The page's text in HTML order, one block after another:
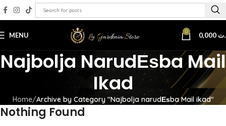
MENU 0
Najbolja NarudЕѕba Mail
Ikad
Home Archive by Category "Najbolja narudЕѕba Mail ikad"
Nothing Found